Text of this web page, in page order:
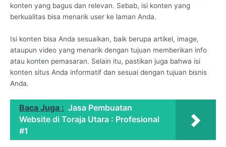
konten yang bagus dan relevan. Sebab, isi konten yang
berkualitas bisa menarik user ke laman Anda.
Isi konten bisa Anda sesuaikan, baik berupa artikel, image,
ataupun video yang menarik dengan tujuan memberikan info
atau konten pemasaran. Selain itu, pastikan juga bahwa isi
konten situs Anda informatif dan sesuai dengan tujuan bisnis
Anda.
Baca Juga : Jasa Pembuatan
Website di Toraja Utara : Profesional
#1